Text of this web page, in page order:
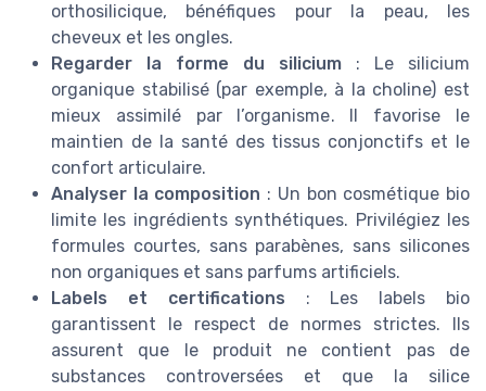
orthosilicique, bénéfiques pour la peau, les
cheveux et les ongles.
Regarder la forme du silicium : Le silicium
organique stabilisé (par exemple, à la choline) est
mieux assimilé par l’organisme. Il favorise le
maintien de la santé des tissus conjonctifs et le
confort articulaire.
Analyser la composition : Un bon cosmétique bio
limite les ingrédients synthétiques. Privilégiez les
formules courtes, sans parabènes, sans silicones
non organiques et sans parfums artificiels.
Labels et certifications : Les labels bio
garantissent le respect de normes strictes. Ils
assurent que le produit ne contient pas de
substances controversées et que la silice